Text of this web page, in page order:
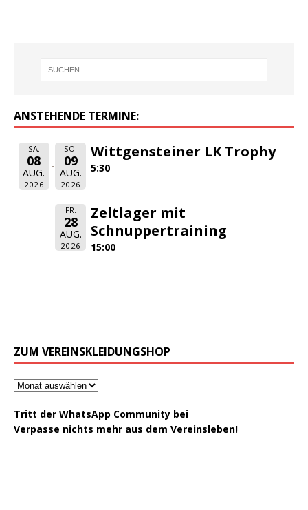
ANSTEHENDE TERMINE:
SA.
08
AUG.
2026
SO.
09
AUG.
2026
Wittgensteiner LK Trophy
5:30
FR.
28
AUG.
2026
Zeltlager mit
Schnuppertraining
15:00
ZUM VEREINSKLEIDUNGSHOP
Tritt der WhatsApp Community bei
Verpasse nichts mehr aus dem Vereinsleben!